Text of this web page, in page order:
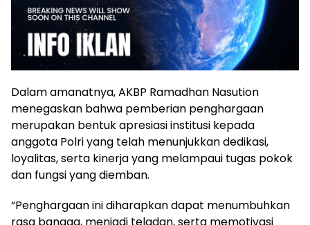
Dalam amanatnya, AKBP Ramadhan Nasution
menegaskan bahwa pemberian penghargaan
merupakan bentuk apresiasi institusi kepada
anggota Polri yang telah menunjukkan dedikasi,
loyalitas, serta kinerja yang melampaui tugas pokok
dan fungsi yang diemban.
“Penghargaan ini diharapkan dapat menumbuhkan